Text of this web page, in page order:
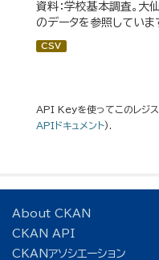
資料：学校基本調査。大
のデータを参照していま
CSV
API Keyを使ってこのレジス
APIドキュメント).
About CKAN
CKAN API
CKANアソシエーション